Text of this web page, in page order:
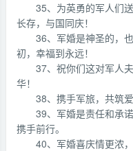
35、为英勇的军人们
长存，与国同庆！
36、军婚是神圣的，
初，幸福到永远！
37、祝你们这对军人
华！
38、携手军旅，共筑
39、军婚是责任和承
携手前行。
40、军婚喜庆情更浓